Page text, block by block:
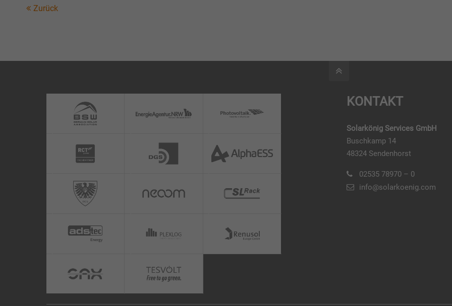
Zurück
KONTAKT
Solarkönig Services GmbH
Buschkamp 14
48324 Sendenhorst
02535 78970 – 0
info@solarkoenig.com